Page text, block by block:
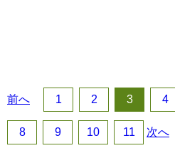
前へ 1 2 3 4
8 9 10 11 次へ